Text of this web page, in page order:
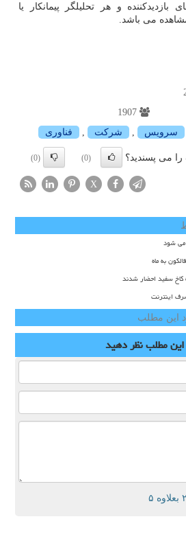
و هر تحلیلگر پیمانکار یا
می باشد.
سرویس , شركت , فناوری
می پسندید؟ (0)
(0)
X
می شود
به ماه
کاخ سفید احضار شدند
اینترنت
این مطلب
مطلبنظر دهید